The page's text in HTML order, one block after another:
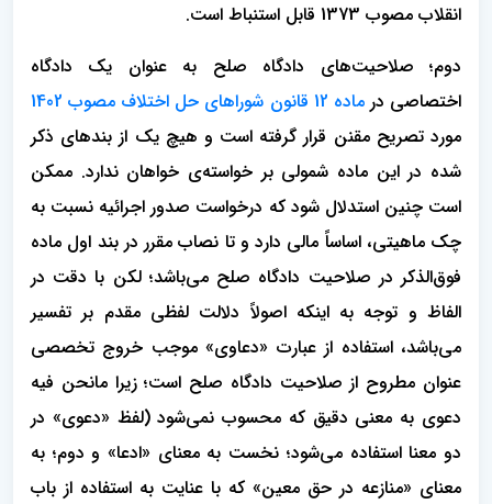
انقلاب مصوب 1373 قابل استنباط است.
دوم؛ صلاحیت‌های دادگاه صلح به عنوان یک دادگاه
اختصاصی درماده 12 قانون شوراهای حل اختلاف مصوب 1402
مورد تصریح مقنن قرار گرفته است و هیچ یک از بندهای ذکر
شده در این ماده شمولی بر خواسته‌ی خواهان ندارد. ممکن
است چنین استدلال شود که درخواست صدور اجرائیه نسبت به
چک ماهیتی، اساساً مالی دارد و تا نصاب مقرر در بند اول ماده
فوق‌الذکر در صلاحیت دادگاه صلح می‌باشد؛ لکن با دقت در
الفاظ و توجه به اینکه اصولاً دلالت لفظی مقدم بر تفسیر
می‌باشد، استفاده از عبارت «دعاوی» موجب خروج تخصصی
عنوان مطروح از صلاحیت دادگاه صلح است؛ زیرا مانحن فیه
دعوی به معنی دقیق که محسوب نمی‌شود (لفظ «دعوی» در
دو معنا استفاده می‌شود؛ نخست به معنای «ادعا» و دوم؛ به
معنای «منازعه در حق معین» که با عنایت به استفاده از باب